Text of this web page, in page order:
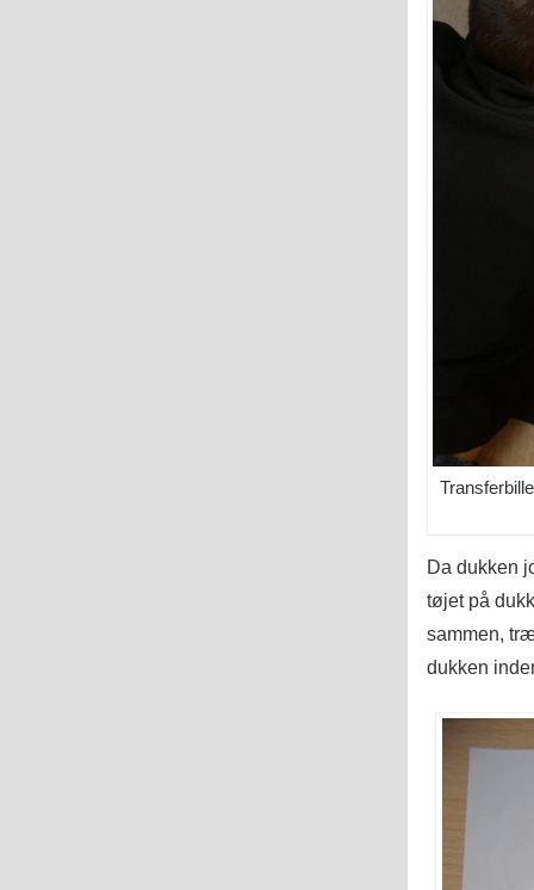
Da dukken
tøjet på
sammen,
dukken